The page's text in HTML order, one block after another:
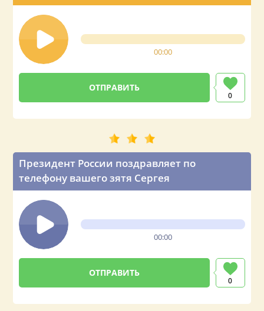
00:00
0
Президент России поздравляет по
телефону вашего зятя Сергея
00:00
0